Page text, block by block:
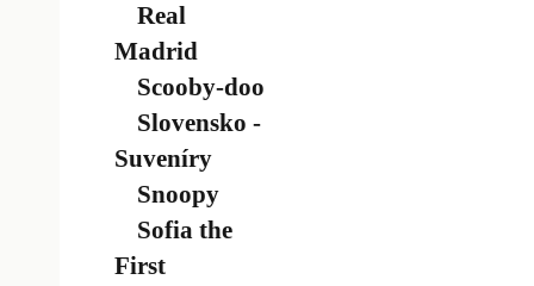
Real
Madrid
Scooby-doo
Slovensko -
Suveníry
Snoopy
Sofia the
First